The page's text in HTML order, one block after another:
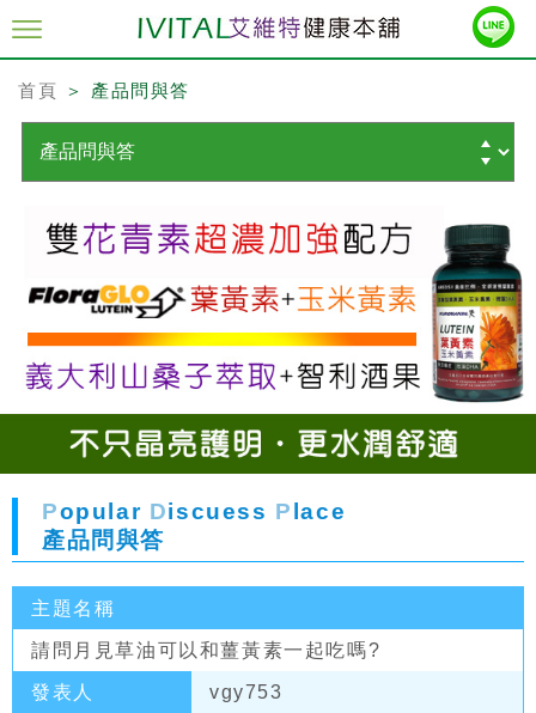
首頁 ＞ 產品問與答
Popular Discuess P lace
產品問與答
主題名稱
請問月見草油可以和薑黃素一起吃嗎?
發表人 vgy753